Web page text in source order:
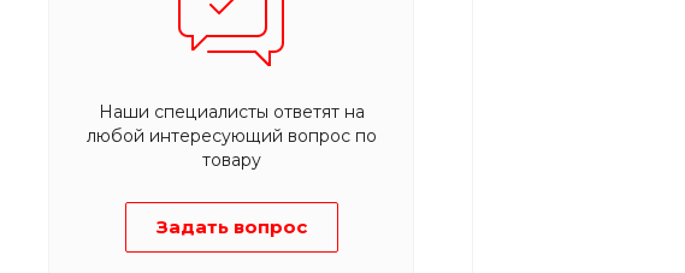
Наши специалисты ответят на
любой интересующий вопрос по
товару
Задать вопрос